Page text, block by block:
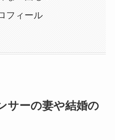
フィール
サーの妻や結婚の